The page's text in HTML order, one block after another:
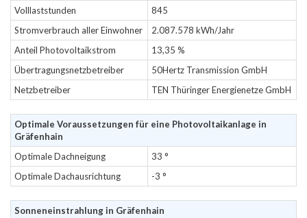
Volllaststunden
845
Stromverbrauch aller Einwohner
2.087.578 kWh/Jahr
Anteil Photovoltaikstrom
13,35 %
Übertragungsnetzbetreiber
50Hertz Transmission GmbH
Netzbetreiber
TEN Thüringer Energienetze GmbH
Optimale Voraussetzungen für eine Photovoltaikanlage in
Gräfenhain
Optimale Dachneigung
33 °
Optimale Dachausrichtung
-3 °
Sonneneinstrahlung in Gräfenhain